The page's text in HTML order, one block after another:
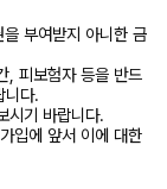
부여받지 아니한 금
, 피보험자 등을 반드
니다.
시기 바랍니다.
입에 앞서 이에 대한